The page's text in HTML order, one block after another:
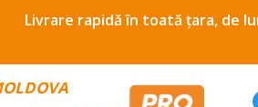
Livrare rapidă în toată țara, de